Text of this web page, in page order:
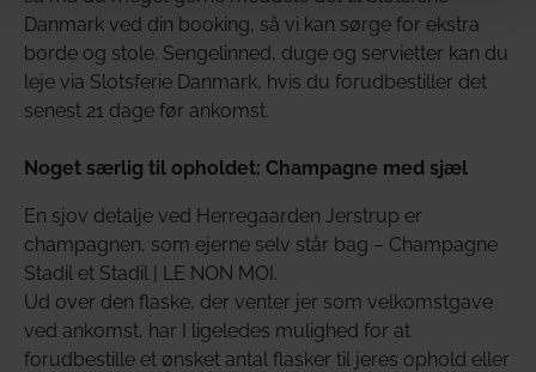
Danmark ved din booking, så vi kan sørge for ekstra
borde og stole. Sengelinned, duge og servietter kan du
leje via Slotsferie Danmark, hvis du forudbestiller det
senest 21 dage før ankomst.
Noget særlig til opholdet: Champagne med sjæl
En sjov detalje ved Herregaarden Jerstrup er
champagnen, som ejerne selv står bag – Champagne
Stadil et Stadil | LE NON MOI.
Ud over den flaske, der venter jer som velkomstgave
ved ankomst, har I ligeledes mulighed for at
forudbestille et ønsket antal flasker til jeres ophold eller